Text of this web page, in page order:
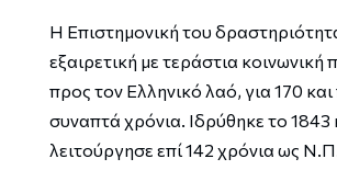
Η Επιστημονική του
εξαιρετική με τεράστια
προς τον Ελληνικό λαό, για 170
συναπτά χρόνια. Ιδρύθηκε το 1843
λειτούργησε επί 142 χρόνια ως